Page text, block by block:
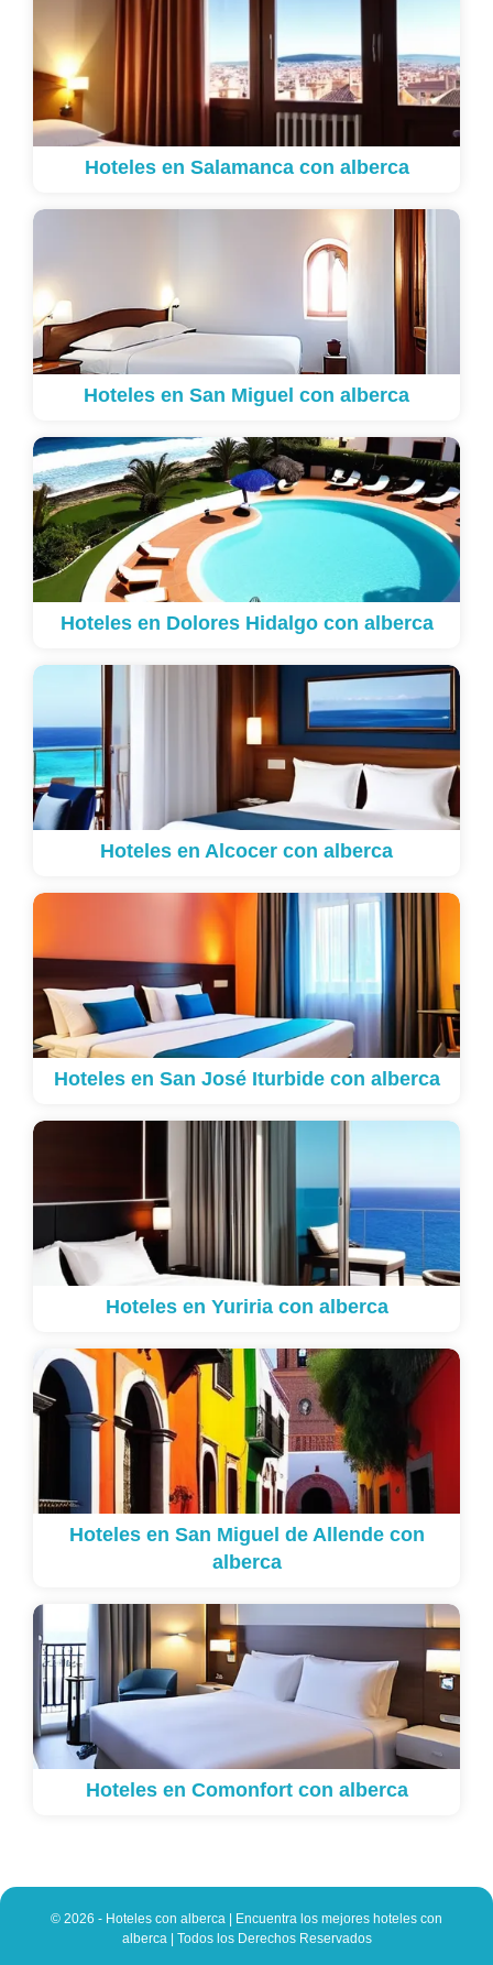
Hoteles en Salamanca con alberca
Hoteles en San Miguel con alberca
Hoteles en Dolores Hidalgo con alberca
Hoteles en Alcocer con alberca
Hoteles en San José Iturbide con alberca
Hoteles en Yuriria con alberca
Hoteles en San Miguel de Allende con
alberca
Hoteles en Comonfort con alberca
© 2026 - Hoteles con alberca | Encuentra los mejores hoteles con
alberca | Todos los Derechos Reservados